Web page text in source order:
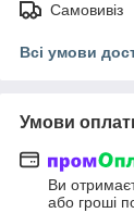
Самовивіз
Всі умови
Умови
Ви
або гроші